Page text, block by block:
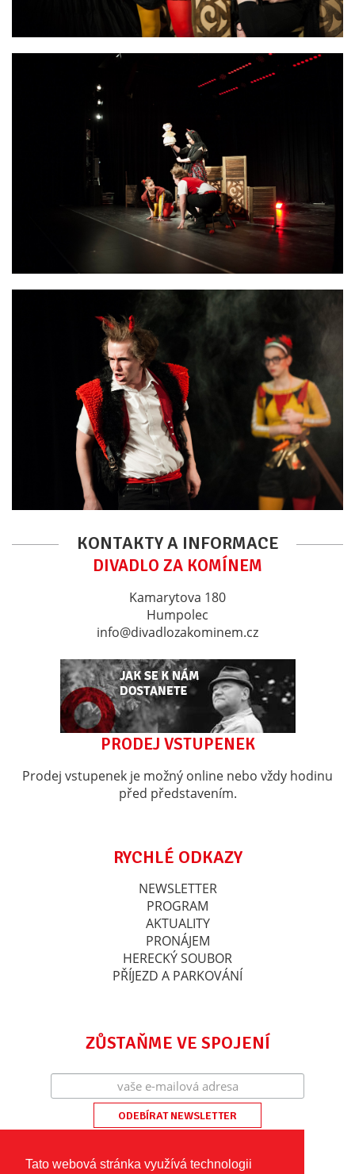
Tato webová stránka využívá technologii
KONTAKTY A INFORMACE
DIVADLO ZA KOMÍNEM
Kamarytova 180
Humpolec
info@divadlozakominem.cz
PRODEJ VSTUPENEK
Prodej vstupenek je možný online nebo vždy hodinu
před představením.
RYCHLÉ ODKAZY
NEWSLETTER
PROGRAM
AKTUALITY
PRONÁJEM
HERECKÝ SOUBOR
PŘÍJEZD A PARKOVÁNÍ
ZŮSTAŇME VE SPOJENÍ